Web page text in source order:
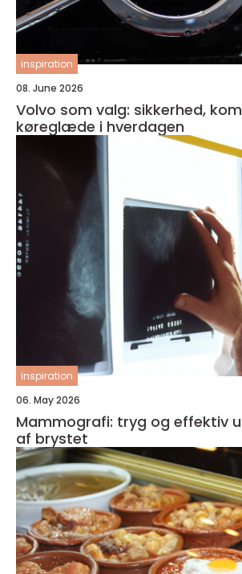
inspiration
08. June 2026
Volvo som valg: sikkerhed,
køreglæde i hverdagen
inspiration
06. May 2026
Mammografi: tryg og effektiv
af brystet